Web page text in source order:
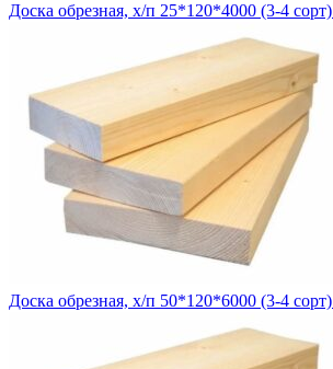
Доска обрезная, х/п 25*120*4000 (3-4 сорт)
Доска обрезная, х/п 50*120*6000 (3-4 сорт)